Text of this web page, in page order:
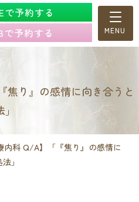
で予約する
で予約する
焦り』の感情に向き合うと
内科 Q/A】「『焦り』の感情に
」